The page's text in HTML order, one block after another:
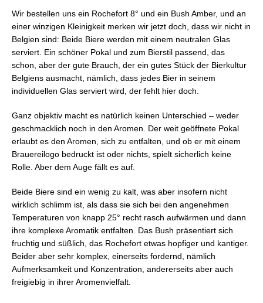
Wir bestellen uns ein Rochefort 8° und ein Bush Amber, und an
einer winzigen Kleinigkeit merken wir jetzt doch, dass wir nicht in
Belgien sind: Beide Biere werden mit einem neutralen Glas
serviert. Ein schöner Pokal und zum Bierstil passend, das
schon, aber der gute Brauch, der ein gutes Stück der Bierkultur
Belgiens ausmacht, nämlich, dass jedes Bier in seinem
individuellen Glas serviert wird, der fehlt hier doch.
Ganz objektiv macht es natürlich keinen Unterschied – weder
geschmacklich noch in den Aromen. Der weit geöffnete Pokal
erlaubt es den Aromen, sich zu entfalten, und ob er mit einem
Brauereilogo bedruckt ist oder nichts, spielt sicherlich keine
Rolle. Aber dem Auge fällt es auf.
Beide Biere sind ein wenig zu kalt, was aber insofern nicht
wirklich schlimm ist, als dass sie sich bei den angenehmen
Temperaturen von knapp 25° recht rasch aufwärmen und dann
ihre komplexe Aromatik entfalten. Das Bush präsentiert sich
fruchtig und süßlich, das Rochefort etwas hopfiger und kantiger.
Beider aber sehr komplex, einerseits fordernd, nämlich
Aufmerksamkeit und Konzentration, andererseits aber auch
freigiebig in ihrer Aromenvielfalt.